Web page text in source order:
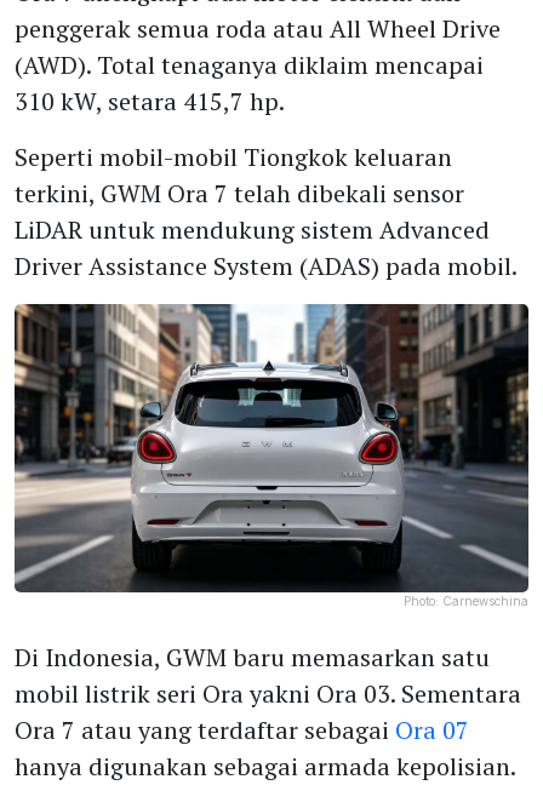
penggerak semua roda atau All Wheel Drive
(AWD). Total tenaganya diklaim mencapai
310 kW, setara 415,7 hp.
Seperti mobil-mobil Tiongkok keluaran
terkini, GWM Ora 7 telah dibekali sensor
LiDAR untuk mendukung sistem Advanced
Driver Assistance System (ADAS) pada mobil.
Photo: Carnewschina
Di Indonesia, GWM baru memasarkan satu
mobil listrik seri Ora yakni Ora 03. Sementara
Ora 7 atau yang terdaftar sebagai Ora 07
hanya digunakan sebagai armada kepolisian.